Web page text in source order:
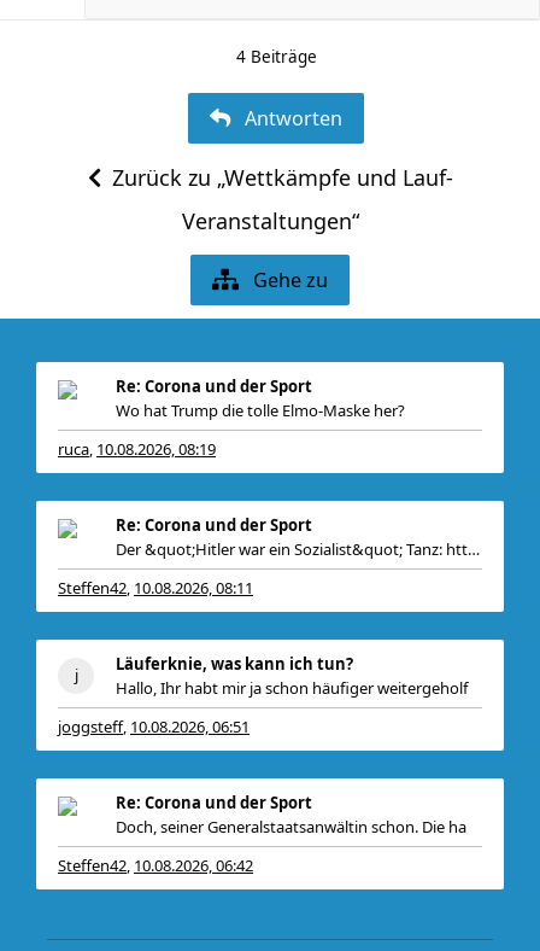
4 Beiträge
Antworten
Zurück zu „Wettkämpfe und Lauf-
Veranstaltungen“
Gehe zu
Re: Corona und der Sport
Wo hat Trump die tolle Elmo-Maske her?
ruca, 10.08.2026, 08:19
Re: Corona und der Sport
Der &quot;Hitler war ein Sozialist&quot; Tanz: https://x.co
Steffen42, 10.08.2026, 08:11
Läuferknie, was kann ich tun?
Hallo, Ihr habt mir ja schon häufiger weitergeholf
joggsteff, 10.08.2026, 06:51
Re: Corona und der Sport
Doch, seiner Generalstaatsanwältin schon. Die ha
Steffen42, 10.08.2026, 06:42